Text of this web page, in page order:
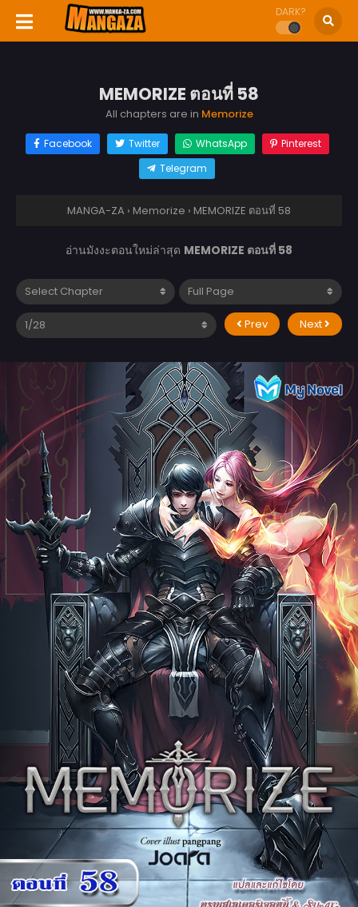
DARK?
MEMORIZE ตอนที่ 58
All chapters are in Memorize
Facebook Twitter WhatsApp
Pinterest
Telegram
MANGA-ZA › Memorize › MEMORIZE ตอนที่ 58
อ่านมังงะตอนใหม่ล่าสุด MEMORIZE ตอนที่ 58
Prev Next